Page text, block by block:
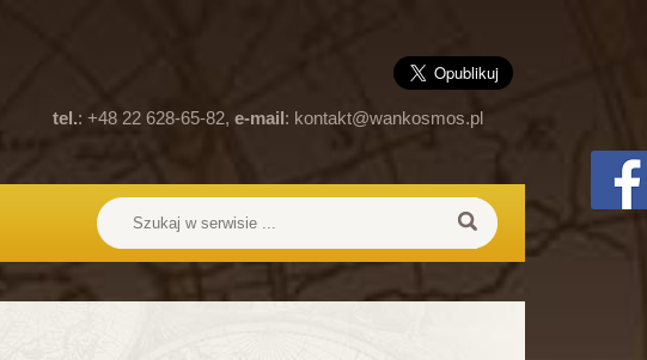
tel.: +48 22 628-65-82, e-mail: kontakt@wankosmos.pl